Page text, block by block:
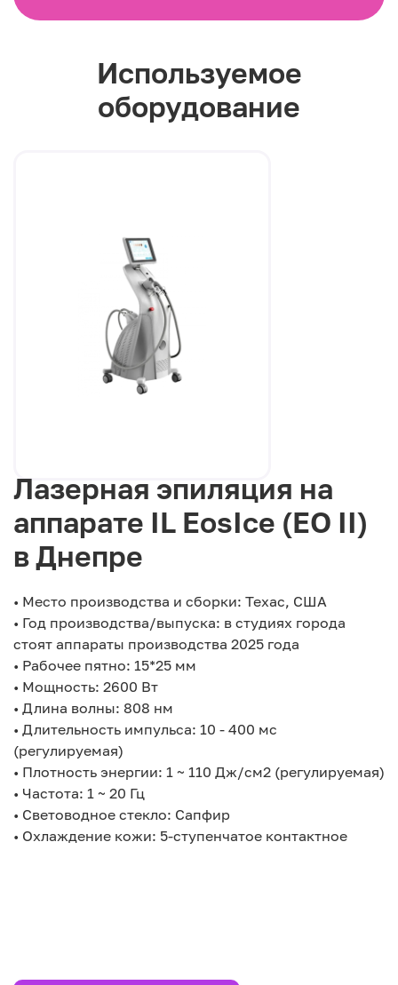
Используемое
оборудование
Лазерная эпиляция на
аппарате IL EosIce (EO II)
в Днепре
• Место производства и сборки: Техас, США
• Год производства/выпуска: в студиях города
стоят аппараты производства 2025 года
• Рабочее пятно: 15*25 мм
• Мощность: 2600 Вт
• Длина волны: 808 нм
• Длительность импульса: 10 - 400 мс
(регулируемая)
• Плотность энергии: 1 ~ 110 Дж/см2 (регулируемая)
• Частота: 1 ~ 20 Гц
• Световодное стекло: Сапфир
• Охлаждение кожи: 5-ступенчатое контактное